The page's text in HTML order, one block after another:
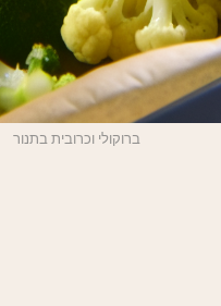
ברוקולי וכרובית בתנור